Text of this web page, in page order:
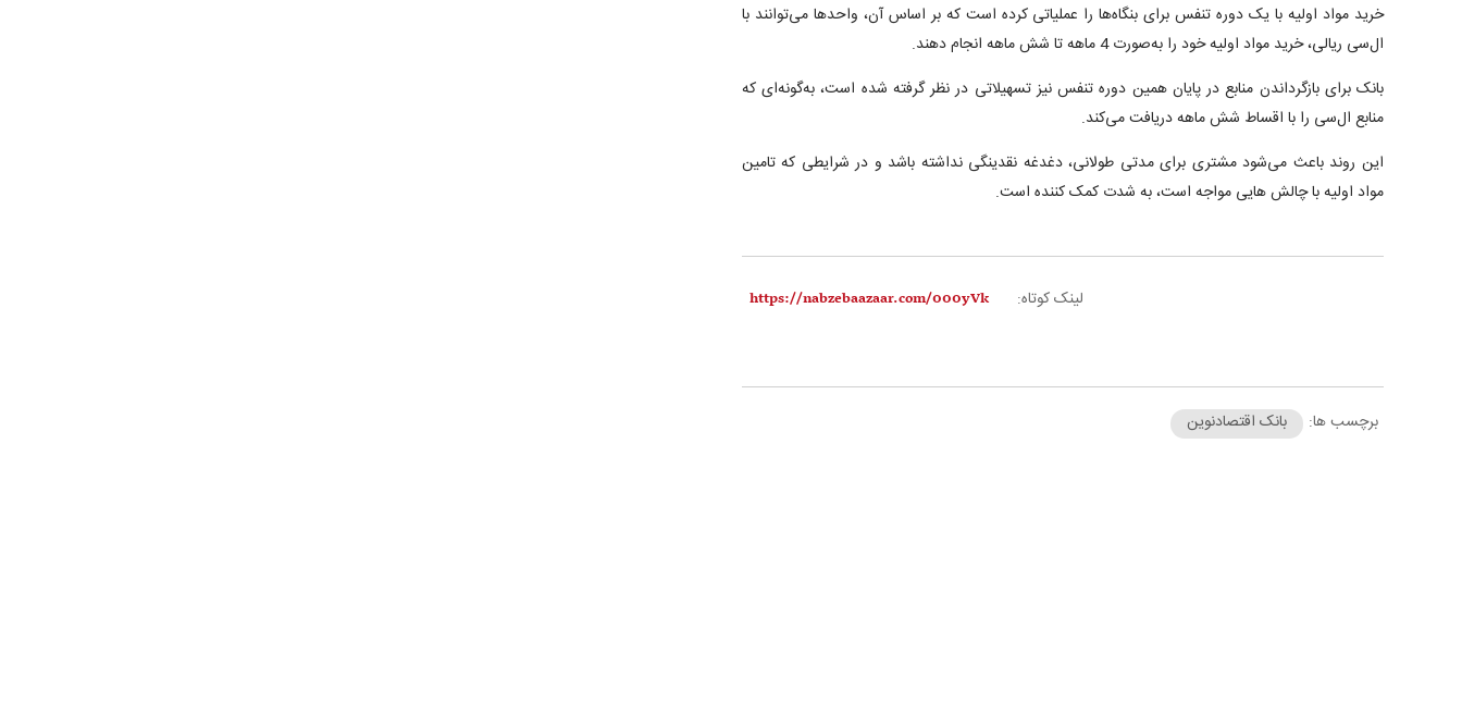
خرید مواد اولیه با یک دوره تنفس برای بنگاه‌ها را عملیاتی کرده است که بر اساس آن، واحدها می‌توانند با
ال‌سی ریالی، خرید مواد اولیه خود را به‌صورت 4 ماهه تا شش ماهه انجام دهند.
بانک برای بازگرداندن منابع در پایان همین دوره تنفس نیز تسهیلاتی در نظر گرفته شده است، به‌گونه‌ای که
منابع ال‌سی را با اقساط شش ماهه دریافت می‌کند.
این روند باعث می‌شود مشتری برای مدتی طولانی، دغدغه نقدینگی نداشته باشد و در شرایطی که تامین
مواد اولیه با چالش هایی مواجه است، به شدت کمک کننده است.
لینک کوتاه:
برچسب ها: بانک اقتصادنوین